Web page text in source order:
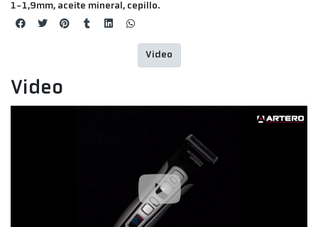
1-1,9mm, aceite mineral, cepillo.
Video
Video